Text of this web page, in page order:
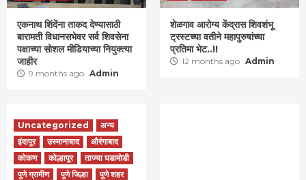
एकनाथ शिंदेंना ताकद देण्यासाठी
बारामती विधानसभेवर सर्व शिवसेना
पक्षाच्या सोशल मीडियाच्या नियुक्त्या
जाहीर
9 months ago Admin
शेळगाव आरोग्य केंद्रास शिवशंभू
ट्रस्टच्या वतीने महापुरुषांच्या
प्रतिमा भेट..!!
12 months ago Admin
Uncategorized
अन्य
इंदापूर
उस्मानाबाद
औरंगाबाद
कोकण
कोल्हापूर
ताज्या घडामोडी
पुणे ग्रामीण
पुणे जिल्हा
पुणे शहर